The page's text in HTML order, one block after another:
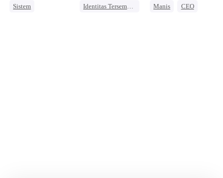
Sistem
Identitas Tersembunyi
Manis
CEO